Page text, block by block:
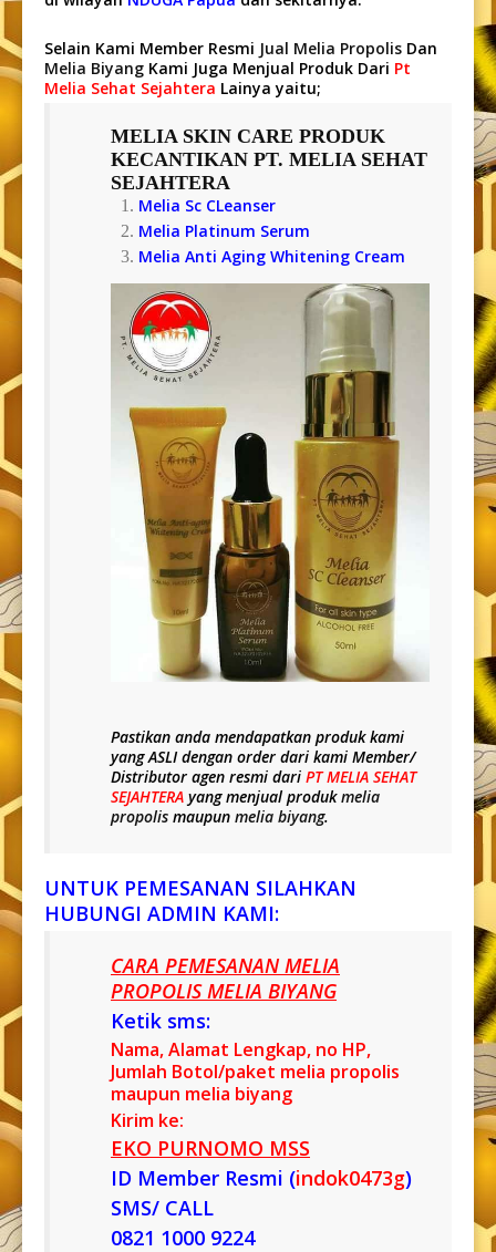
Selain Kami Member Resmi Jual Melia Propolis Dan
Melia Biyang Kami Juga Menjual Produk Dari Pt
Melia Sehat Sejahtera Lainya yaitu;
MELIA SKIN CARE PRODUK
KECANTIKAN PT. MELIA SEHAT
SEJAHTERA
Melia Sc CLeanser
Melia Platinum Serum
Melia Anti Aging Whitening Cream
Pastikan anda mendapatkan produk kami
yangASLIdengan order dari kami Member/
Distributor agen resmi dari PT MELIA SEHAT
SEJAHTERA yang menjual produkmelia
propolis maupun melia biyang.
UNTUK PEMESANAN SILAHKAN
HUBUNGI ADMIN KAMI:
CARA PEMESANAN MELIA
PROPOLIS MELIA BIYANG
Ketik sms:
Nama, Alamat Lengkap, no HP,
Jumlah Botol/paket melia propolis
maupun melia biyang
Kirim ke:
EKO PURNOMO MSS
ID Member Resmi (indok0473g)
SMS/ CALL
0821 1000 9224